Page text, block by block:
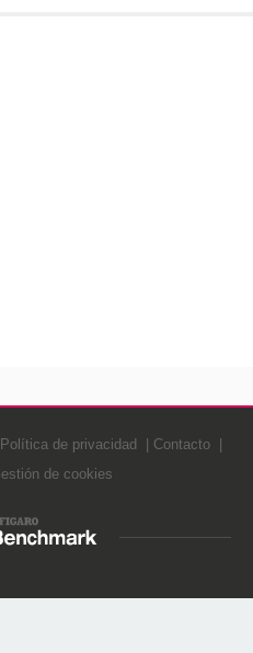
Política de privacidad
Contacto
de cookies